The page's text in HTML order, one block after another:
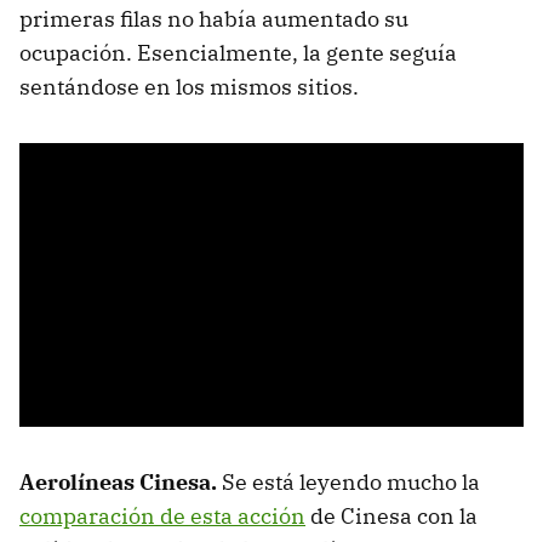
primeras filas no había aumentado su
ocupación. Esencialmente, la gente seguía
sentándose en los mismos sitios.
Aerolíneas Cinesa. Se está leyendo mucho la
comparación de esta acción de Cinesa con la